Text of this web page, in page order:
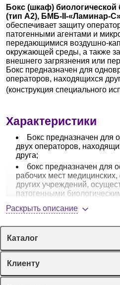
Бокс (шкаф) биологической
(тип A2), БМБ-II-«Ламинар-
обеспечивает защиту
патогенными агентами и
передающимися воздушно-
окружающей среды, а также
внешнего загрязнения или
Бокс предназначен для
операторов, находящихся
(конструкция специального
Характеристики
Бокс предназначен для
двух операторов,
друга;
бокс предназначен для
рабочих мест
других учреждений,
патогенными
1.3.2518-09, СП 1.3.3118-13;
Росздравнадзора № ФСР
г.;
физическая изоляция
контролируемое удаление
патогенных биологических
Раскрыть описание
Каталог
Спецпредложения
Оборудование, приборы
Клиенту